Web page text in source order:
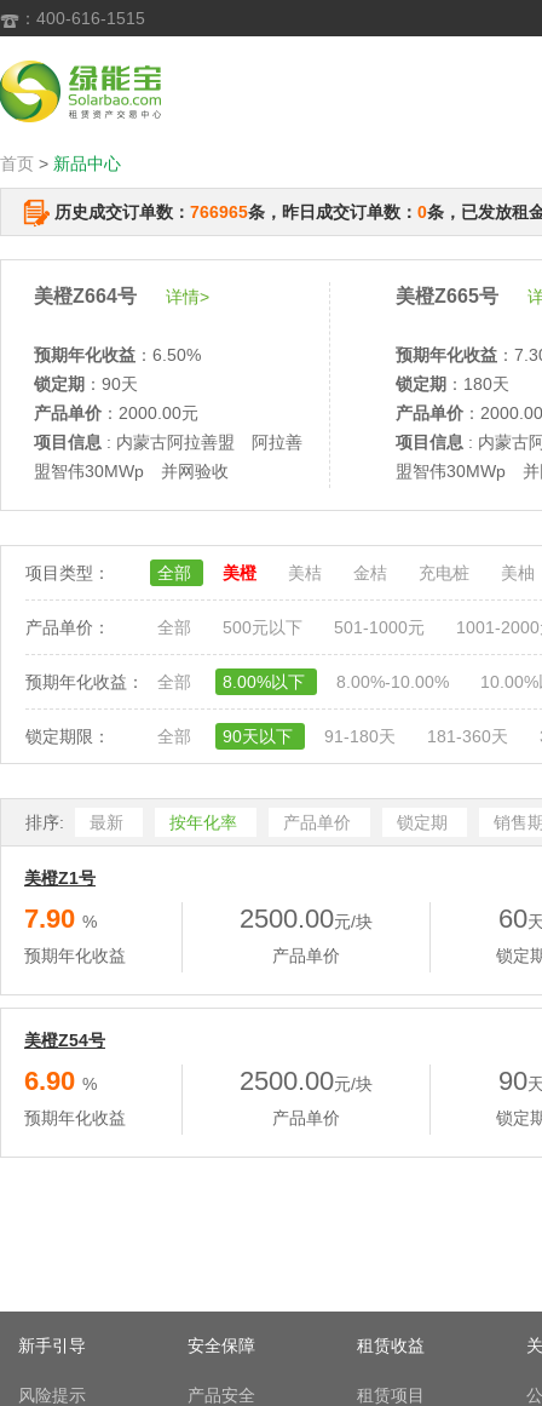
 ：400-616-1515
首页 > 新品中心
历史成交订单数： 766965条，昨日成交订单数： 0条，已发放租
美橙Z664号 详情>
预期年化收益 ：6.50%
锁定期 ：90天
产品单价 ：2000.00元
项目信息 : 内蒙古阿拉善盟 阿拉善
盟智伟30MWp 并网验收
美橙Z665号
预期年化收益 ：
锁定期 ：180天
产品单价 ：
项目信息 : 内蒙古
盟智伟30MWp 并
项目类型： 全部 美橙 美桔 金桔 充电桩 美柚
产品单价： 全部 500元以下 501-1000元 1001-
预期年化收益： 全部 8.00%以下 8.00%-10.00%
锁定期限： 全部 90天以下 91-180天 181-360天
排序: 最新 按年化率 产品单价 锁定期 销售
美橙Z1号
7.90 %
预期年化收益
2500.00元/块
产品单价
60
锁定
美橙Z54号
6.90 %
预期年化收益
2500.00元/块
产品单价
90
锁定
新手引导
风险提示
安全保障
产品安全
租赁收益
租赁项目